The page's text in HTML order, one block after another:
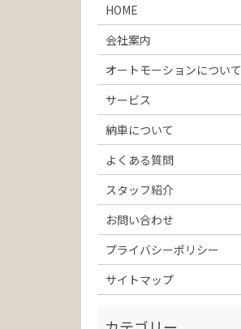
HOME
会社案内
オートモーションについて
サービス
納車について
よくある質問
スタッフ紹介
お問い合わせ
プライバシーポリシー
サイトマップ